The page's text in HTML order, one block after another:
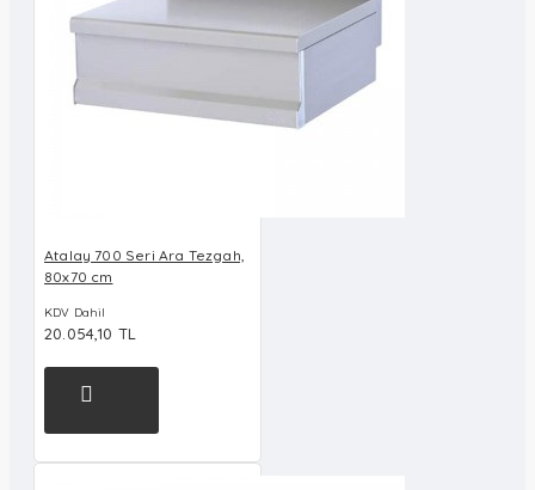
Atalay 700 Seri Ara Tezgah,
80x70 cm
KDV Dahil
20.054,10 TL